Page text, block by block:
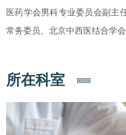
医药学会男科专业委员会副主
常务委员、北京中西医结合学
所在科室